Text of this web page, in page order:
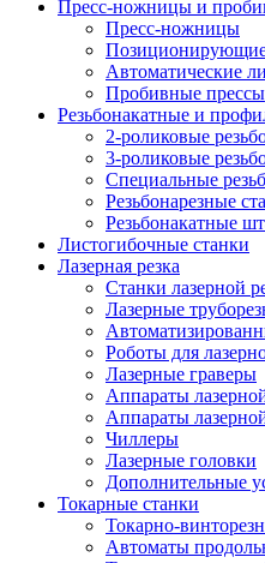
Пресс-ножницы и
Пресс-ножницы
Позиционирующие
Автоматические
Пробивные прессы
Резьбонакатные и
2-роликовые
3-роликовые
Специальные
Резьбонарезные
Резьбонакатные
Листогибочные станки
Лазерная резка
Станки лазерной
Лазерные
Роботы для
Лазерные граверы
Аппараты
Аппараты
Чиллеры
Лазерные головки
Дополнительные
Токарные станки
Токарно-
Автоматы